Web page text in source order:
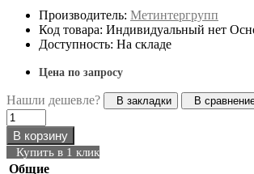
Производитель: Метинтергрупп
Код товара: Индивидуальный нет
Доступность: На складе
Цена по запросу
Нашли дешевле? В закладки В
В корзину
Купить в 1 клик
Общие